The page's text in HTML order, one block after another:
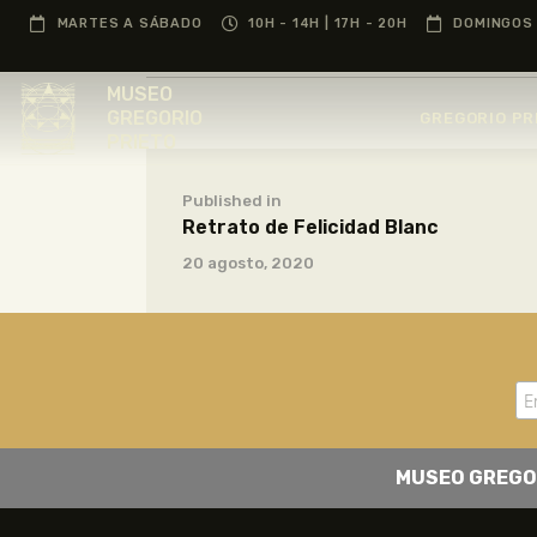
MARTES A SÁBADO 10H - 14H | 17H - 20H
MUSEO
Published in
Retrato de Felicidad Blanc
20 agosto, 2020
MUSEO